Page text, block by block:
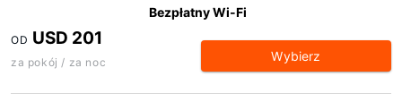
Bezpłatny Wi-Fi
OD USD 201
za pokój / za noc Wybierz